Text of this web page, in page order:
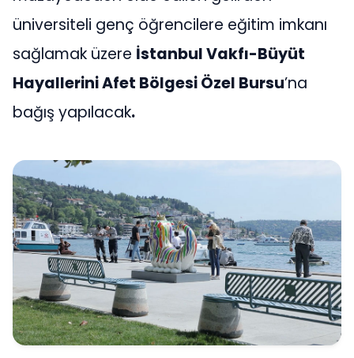
üniversiteli genç öğrencilere eğitim imkanı
sağlamak üzere İstanbul Vakfı-Büyüt
Hayallerini Afet Bölgesi Özel Bursu’na
bağış yapılacak.